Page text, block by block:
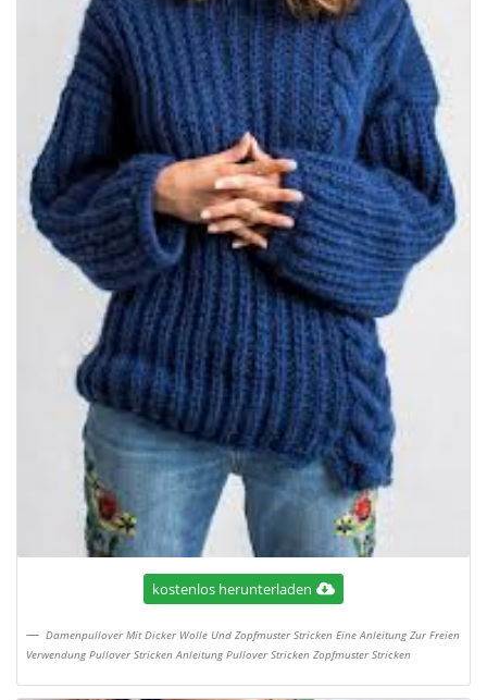
kostenlos herunterladen
Damenpullover Mit Dicker Wolle Und Zopfmuster Stricken Eine Anleitung Zur Freien
Verwendung Pullover Stricken Anleitung Pullover Stricken Zopfmuster Stricken